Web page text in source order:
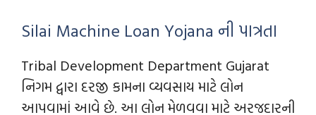
Silai Machine Loan Yojana ની પાત્રતા
Tribal Development Department Gujarat
નિગમ દ્વારા દરજી કામના વ્યવસાય માટે લોન
આપવામાં આવે છે. આ લોન મેળવવા માટે અરજદારની